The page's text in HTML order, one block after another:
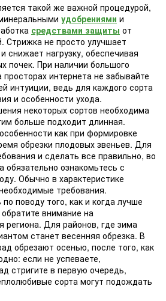
такой же важной процедурой,
удобрениями и
средствами защиты от
Стрижка не просто улучшает
снижает нагрузку, обеспечивая
почек. При наличии большого
интернета не забывайте
интуиции, ведь для каждого сорта
и особенности ухода.
некоторых сортов необходима
больше подходит длинная.
как при формировке
обрезки плодовых звеньев. Для
и сделать все правильно, во
обязательно ознакомьтесь с
Обычно в характеристике
требования.
по поводу того, как и когда лучше
внимание на
региона. Для районов, где зима
станет весенняя обрезка. В
обрезают осенью, после того, как
если не успеваете,
стригите в первую очередь,
сорта могут подождать